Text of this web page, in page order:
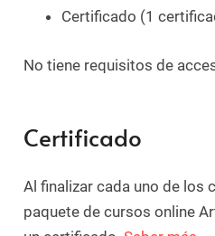
Certificado (1
No tiene requisitos de
Certificado
Al finalizar cada uno de los
paquete de cursos online